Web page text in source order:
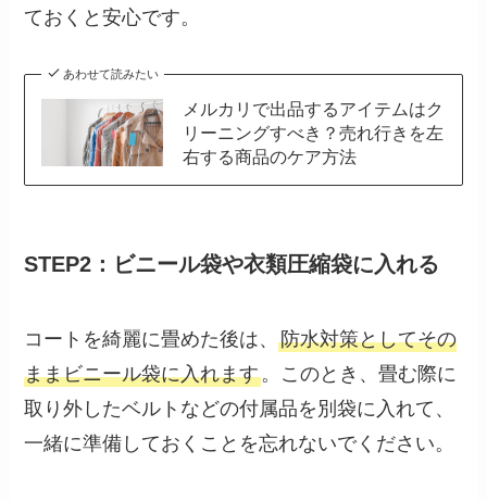
ておくと安心です。
あわせて読みたい
メルカリで出品するアイテムはク
リーニングすべき？売れ行きを左
右する商品のケア方法
STEP2：ビニール袋や衣類圧縮袋に入れる
コートを綺麗に畳めた後は、防水対策としてその
ままビニール袋に入れます。このとき、畳む際に
取り外したベルトなどの付属品を別袋に入れて、
一緒に準備しておくことを忘れないでください。